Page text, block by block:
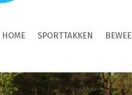
HOME SPORTTAKKEN